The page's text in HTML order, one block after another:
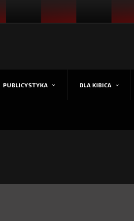
PUBLICYSTYKA DLA KIBICA